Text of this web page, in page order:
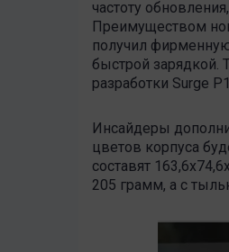
частоту
Преимуществом
получил
быстрой зарядкой.
разработки Surge
Инсайдеры
цветов корпуса
составят
205 грамм, а с